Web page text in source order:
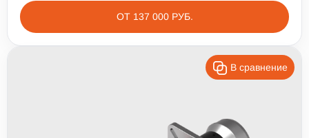
ОТ 137 000 РУБ.
В сравнение